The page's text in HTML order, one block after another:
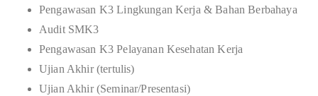
Pengawasan K3 Lingkungan Kerja & Bahan Berbahaya
Audit SMK3
Pengawasan K3 Pelayanan Kesehatan Kerja
Ujian Akhir (tertulis)
Ujian Akhir (Seminar/Presentasi)